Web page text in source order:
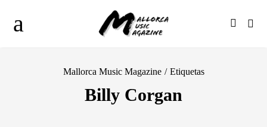
Mallorca Music Magazine / Etiquetas
Billy Corgan